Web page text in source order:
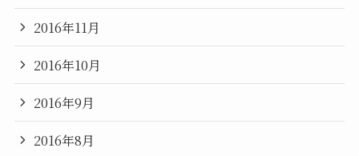
2016年11月
2016年10月
2016年9月
2016年8月